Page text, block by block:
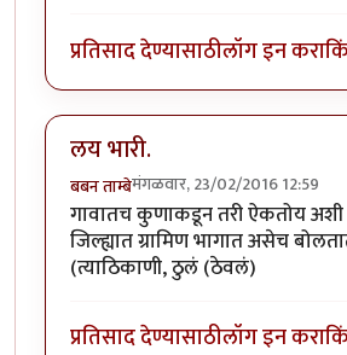
प्रतिसाद देण्यासाठीलॉग इन करा
लय भारी.
बबन ताम्बेमंगळवार, 23/02/2016 12:59
गावातच कुणाकडून तरी ऐकतोय अशी
जिल्ह्यात ग्रामिण भागात असेच
(त्याठिकाणी, ठुलं (ठेवलं)
प्रतिसाद देण्यासाठीलॉग इन करा